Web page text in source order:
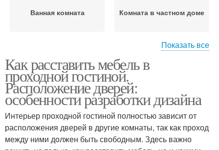
Ванная комната Комната в частном доме
Комнаты в доме Комната с душевой
Санузел в частном доме Дом с нуля
Показать все
Как расставить мебель в
проходной гостиной.
Расположение дверей:
особенности разработки дизайна
Интерьер проходной гостиной полностью зависит от
расположения дверей в другие комнаты, так как проход
между ними должен быть свободным. Здесь важно